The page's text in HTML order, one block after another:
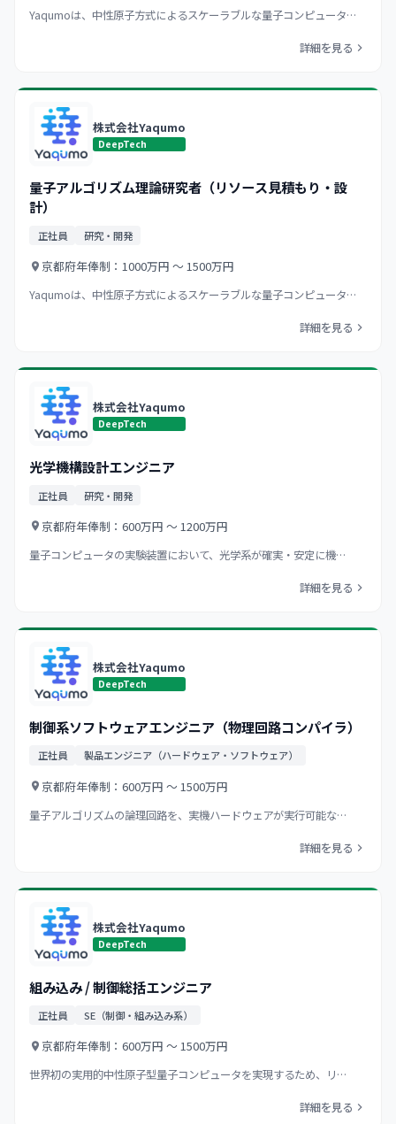
Yaqumoは、中性原子方式によるスケーラブルな量子コンピュータ…
詳細を見る
株式会社Yaqumo
DeepTech
量子アルゴリズム理論研究者（リソース見積もり・設
計）
正社員 研究・開発
京都府年俸制：1000万円 〜 1500万円
Yaqumoは、中性原子方式によるスケーラブルな量子コンピュータ…
詳細を見る
株式会社Yaqumo
DeepTech
光学機構設計エンジニア
正社員 研究・開発
京都府年俸制：600万円 〜 1200万円
量子コンピュータの実験装置において、光学系が確実・安定に機…
詳細を見る
株式会社Yaqumo
DeepTech
制御系ソフトウェアエンジニア（物理回路コンパイラ）
正社員 製品エンジニア（ハードウェア・ソフトウェア）
京都府年俸制：600万円 〜 1500万円
量子アルゴリズムの論理回路を、実機ハードウェアが実行可能な…
詳細を見る
株式会社Yaqumo
DeepTech
組み込み / 制御総括エンジニア
正社員 SE（制御・組み込み系）
京都府年俸制：600万円 〜 1500万円
世界初の実用的中性原子型量子コンピュータを実現するため、リ…
詳細を見る